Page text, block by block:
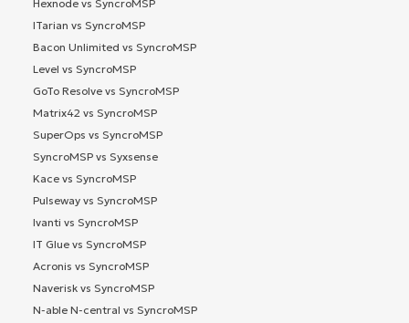
Hexnode vs SyncroMSP
ITarian vs SyncroMSP
Bacon Unlimited vs SyncroMSP
Level vs SyncroMSP
GoTo Resolve vs SyncroMSP
Matrix42 vs SyncroMSP
SuperOps vs SyncroMSP
SyncroMSP vs Syxsense
Kace vs SyncroMSP
Pulseway vs SyncroMSP
Ivanti vs SyncroMSP
IT Glue vs SyncroMSP
Acronis vs SyncroMSP
Naverisk vs SyncroMSP
N-able N-central vs SyncroMSP